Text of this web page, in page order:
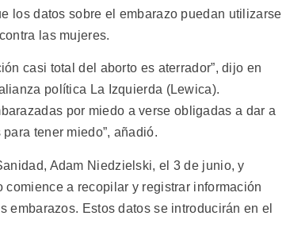
los datos sobre el embarazo puedan utilizarse
las mujeres.
casi total del aborto es aterrador”, dijo en
política La Izquierda (Lewica).
por miedo a verse obligadas a dar a
tener miedo”, añadió.
Adam Niedzielski, el 3 de junio, y
a recopilar y registrar información
Estos datos se introducirán en el